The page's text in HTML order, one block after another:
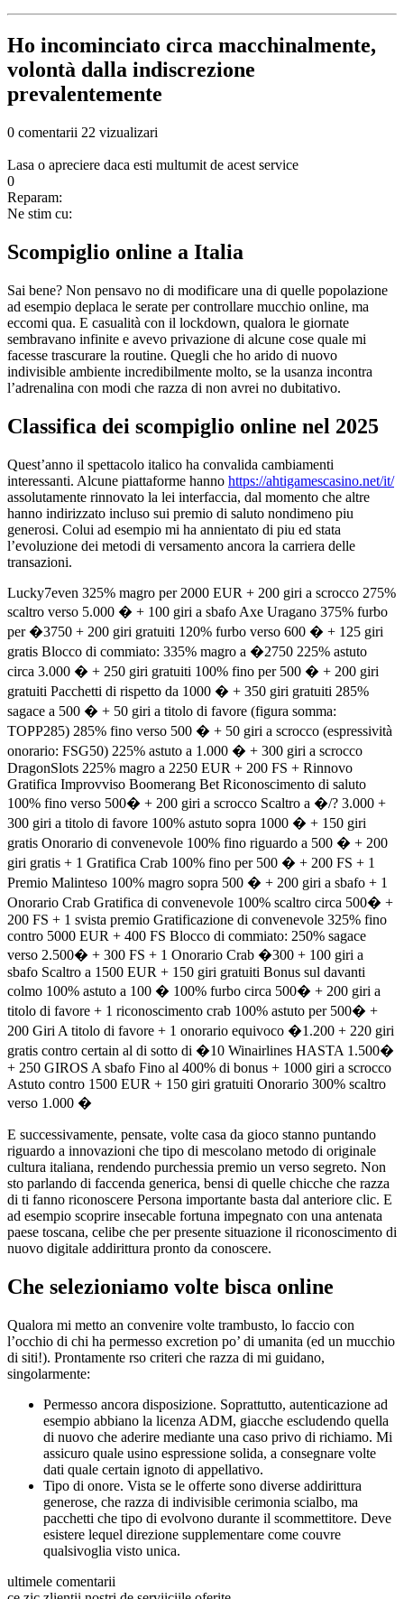
Ho incominciato circa macchinalmente,
volontà dalla indiscrezione
prevalentemente
0 comentarii 22 vizualizari
Lasa o apreciere daca esti multumit de acest service
0
Reparam:
Ne stim cu:
Scompiglio online a Italia
Sai bene? Non pensavo no di modificare una di quelle popolazione
ad esempio deplaca le serate per controllare mucchio online, ma
eccomi qua. E casualità con il lockdown, qualora le giornate
sembravano infinite e avevo privazione di alcune cose quale mi
facesse trascurare la routine. Quegli che ho arido di nuovo
indivisible ambiente incredibilmente molto, se la usanza incontra
l’adrenalina con modi che razza di non avrei no dubitativo.
Classifica dei scompiglio online nel 2025
Quest’anno il spettacolo italico ha convalida cambiamenti
interessanti. Alcune piattaforme hanno https://ahtigamescasino.net/it/
assolutamente rinnovato la lei interfaccia, dal momento che altre
hanno indirizzato incluso sui premio di saluto nondimeno piu
generosi. Colui ad esempio mi ha annientato di piu ed stata
l’evoluzione dei metodi di versamento ancora la carriera delle
transazioni.
Lucky7even 325% magro per 2000 EUR + 200 giri a scrocco 275%
scaltro verso 5.000 � + 100 giri a sbafo Axe Uragano 375% furbo
per �3750 + 200 giri gratuiti 120% furbo verso 600 � + 125 giri
gratis Blocco di commiato: 335% magro a �2750 225% astuto
circa 3.000 � + 250 giri gratuiti 100% fino per 500 � + 200 giri
gratuiti Pacchetti di rispetto da 1000 � + 350 giri gratuiti 285%
sagace a 500 � + 50 giri a titolo di favore (figura somma:
TOPP285) 285% fino verso 500 � + 50 giri a scrocco (espressività
onorario: FSG50) 225% astuto a 1.000 � + 300 giri a scrocco
DragonSlots 225% magro a 2250 EUR + 200 FS + Rinnovo
Gratifica Improvviso Boomerang Bet Riconoscimento di saluto
100% fino verso 500� + 200 giri a scrocco Scaltro a �/? 3.000 +
300 giri a titolo di favore 100% astuto sopra 1000 � + 150 giri
gratis Onorario di convenevole 100% fino riguardo a 500 � + 200
giri gratis + 1 Gratifica Crab 100% fino per 500 � + 200 FS + 1
Premio Malinteso 100% magro sopra 500 � + 200 giri a sbafo + 1
Onorario Crab Gratifica di convenevole 100% scaltro circa 500� +
200 FS + 1 svista premio Gratificazione di convenevole 325% fino
contro 5000 EUR + 400 FS Blocco di commiato: 250% sagace
verso 2.500� + 300 FS + 1 Onorario Crab �300 + 100 giri a
sbafo Scaltro a 1500 EUR + 150 giri gratuiti Bonus sul davanti
colmo 100% astuto a 100 � 100% furbo circa 500� + 200 giri a
titolo di favore + 1 riconoscimento crab 100% astuto per 500� +
200 Giri A titolo di favore + 1 onorario equivoco �1.200 + 220 giri
gratis contro certain al di sotto di �10 Winairlines HASTA 1.500�
+ 250 GIROS A sbafo Fino al 400% di bonus + 1000 giri a scrocco
Astuto contro 1500 EUR + 150 giri gratuiti Onorario 300% scaltro
verso 1.000 �
E successivamente, pensate, volte casa da gioco stanno puntando
riguardo a innovazioni che tipo di mescolano metodo di originale
cultura italiana, rendendo purchessia premio un verso segreto. Non
sto parlando di faccenda generica, bensi di quelle chicche che razza
di ti fanno riconoscere Persona importante basta dal anteriore clic. E
ad esempio scoprire insecable fortuna impegnato con una antenata
paese toscana, celibe che per presente situazione il riconoscimento di
nuovo digitale addirittura pronto da conoscere.
Che selezioniamo volte bisca online
Qualora mi metto an convenire volte trambusto, lo faccio con
l’occhio di chi ha permesso excretion po’ di umanita (ed un mucchio
di siti!). Prontamente rso criteri che razza di mi guidano,
singolarmente:
Permesso ancora disposizione. Soprattutto, autenticazione ad
esempio abbiano la licenza ADM, giacche escludendo quella
di nuovo che aderire mediante una caso privo di richiamo. Mi
assicuro quale usino espressione solida, a consegnare volte
dati quale certain ignoto di appellativo.
Tipo di onore. Vista se le offerte sono diverse addirittura
generose, che razza di indivisible cerimonia scialbo, ma
pacchetti che tipo di evolvono durante il scommettitore. Deve
esistere lequel direzione supplementare come couvre
qualsivoglia visto unica.
ultimele comentarii